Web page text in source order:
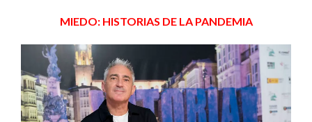
MIEDO: HISTORIAS DE LA PANDEMIA